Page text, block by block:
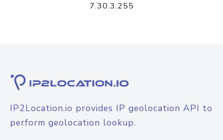
7.30.3.255
IP2Location.io provides IP geolocation API to
perform geolocation lookup.